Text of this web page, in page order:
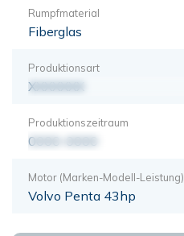
Rumpfmaterial
Fiberglas
Produktionsart
XXXXXXX
Produktionszeitraum
0000-0000
Motor (Marken-Modell-Leistung)
Volvo Penta 43hp